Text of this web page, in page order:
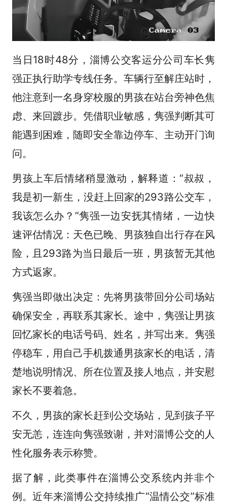
当日18时48分，淄博公交客运分公司车长隽
强正执行助学专线任务。车辆行至解庄站时，
他注意到一名身穿校服的男孩在站台旁神色焦
虑、来回踱步。凭借职业敏感，隽强判断其可
能遇到困难，随即安全靠边停车、主动开门询
问。
男孩上车后情绪稍显激动，解释道：“叔叔，
我是初一新生，没赶上回家的293路公交车，
我该怎么办？”隽强一边安抚其情绪，一边快
速评估情况：天色已晚、男孩独自出行存在风
险，且293路为当日最后一班，男孩暂无其他
方式返家。
隽强当即做出决定：先将男孩带回分公司场站
确保安全，再联系其家长。途中，隽强让男孩
回忆家长的电话号码、姓名，并写出来。隽强
停稳车，用自己手机拨通男孩家长的电话，清
楚地说明情况、所在位置及接人地点，并安慰
家长不要着急。
不久，男孩的家长赶到公交场站，见到孩子平
安无恙，连连向隽强致谢，并对淄博公交的人
性化服务表示称赞。
据了解，此类事件在淄博公交系统内并非个
例。近年来淄博公交持续推广“温情公交”标准